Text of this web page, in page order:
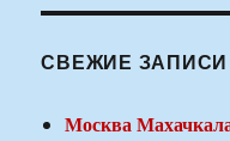
СВЕЖИЕ ЗАПИСИ
Москва